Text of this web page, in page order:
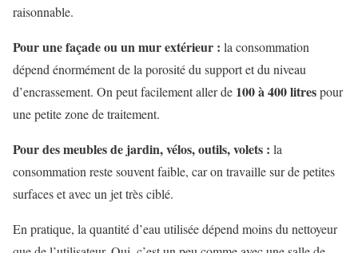
raisonnable.
Pour une façade ou un mur extérieur : la consommation
dépend énormément de la porosité du support et du niveau
d’encrassement. On peut facilement aller de 100 à 400 litrespour
une petite zone de traitement.
Pour des meubles de jardin, vélos, outils, volets : la
consommation reste souvent faible, car on travaille sur de petites
surfaces et avec un jet très ciblé.
En pratique, la quantité d’eau utilisée dépend moins du nettoyeur